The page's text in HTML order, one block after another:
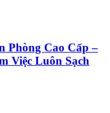
Phòng Cao Cấp –
Việc Luôn Sạch